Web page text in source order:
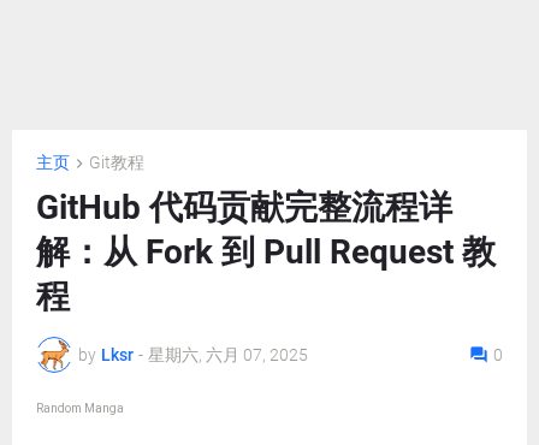
主页 Git教程
GitHub 代码贡献完整流程详
解：从 Fork 到 Pull Request 教
程
by Lksr - 星期六, 六月 07, 2025 0
Random Manga